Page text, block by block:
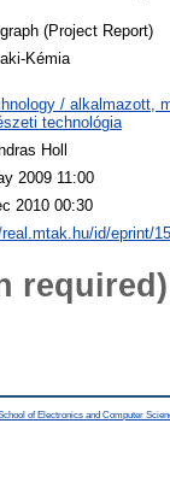
(Project Report)
Kémia
/ alkalmazott,
technológia
Holl
2009 11:00
2010 00:30
id/eprint/
required)
of Electronics and Computer